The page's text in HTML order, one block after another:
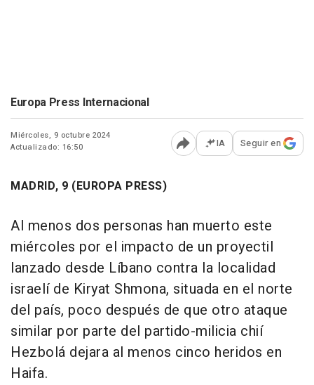
Europa Press Internacional
Miércoles, 9 octubre 2024
Actualizado: 16:50
Abrir opciones para
IA Seguir en
MADRID, 9 (EUROPA PRESS)
Al menos dos personas han muerto este
miércoles por el impacto de un proyectil
lanzado desde Líbano contra la localidad
israelí de Kiryat Shmona, situada en el norte
del país, poco después de que otro ataque
similar por parte del partido-milicia chií
Hezbolá dejara al menos cinco heridos en
Haifa.